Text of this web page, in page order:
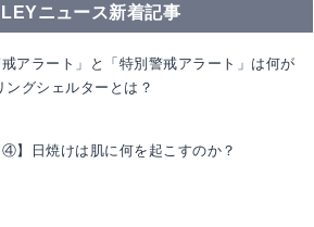
ニュース新着記事
アラート」と「特別警戒アラート」は何が
ングシェルターとは？
④】日焼けは肌に何を起こすのか？